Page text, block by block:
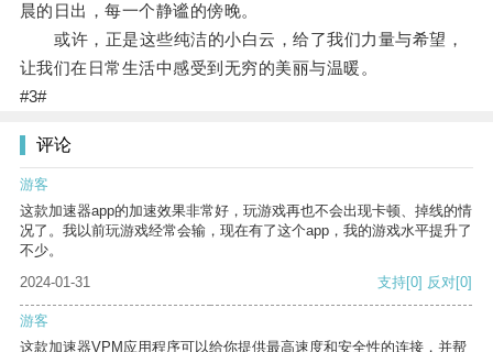
晨的日出，每一个静谧的傍晚。
或许，正是这些纯洁的小白云，给了我们力量与希望，
让我们在日常生活中感受到无穷的美丽与温暖。
#3#
评论
游客
这款加速器app的加速效果非常好，玩游戏再也不会出现卡顿、掉线的情
况了。我以前玩游戏经常会输，现在有了这个app，我的游戏水平提升了
不少。
2024-01-31
支持[0] 反对[0]
游客
这款加速器VPM应用程序可以给你提供最高速度和安全性的连接，并帮